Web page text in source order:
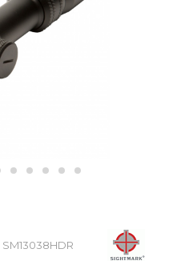
SM13038HDR